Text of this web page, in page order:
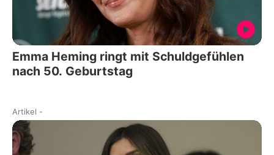
Emma Heming ringt mit Schuldgefühlen
nach 50. Geburtstag
Artikel -